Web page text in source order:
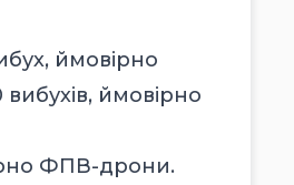
ймовірно
ймовірно
ФПВ-дрони.